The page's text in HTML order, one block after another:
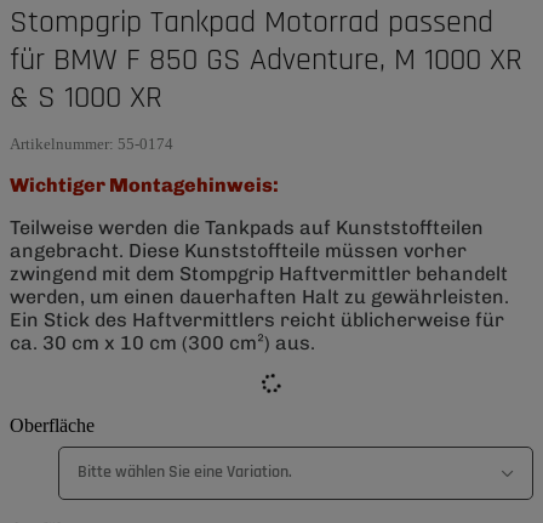
Stompgrip Tankpad Motorrad passend
für BMW F 850 GS Adventure, M 1000 XR
& S 1000 XR
Artikelnummer: 55-0174
Wichtiger Montagehinweis:
Teilweise werden die Tankpads auf Kunststoffteilen
angebracht. Diese Kunststoffteile müssen vorher
zwingend mit dem Stompgrip Haftvermittler behandelt
werden, um einen dauerhaften Halt zu gewährleisten.
Ein Stick des Haftvermittlers reicht üblicherweise für
ca. 30 cm x 10 cm (300 cm²) aus.
Oberfläche
Bitte wählen Sie eine Variation.